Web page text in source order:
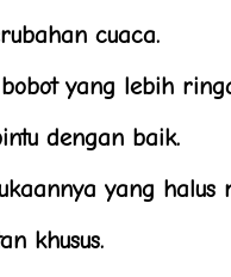
cuaca.
yang lebih
dengan baik.
yang halus
khusus.